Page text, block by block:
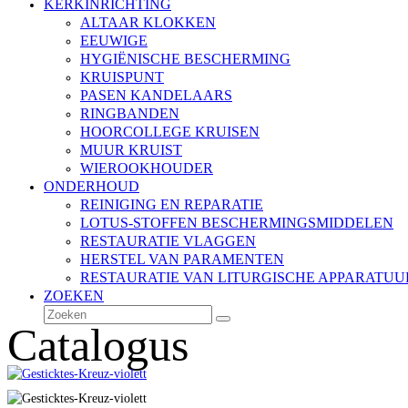
KERKINRICHTING
ALTAAR KLOKKEN
EEUWIGE
HYGIËNISCHE BESCHERMING
KRUISPUNT
PASEN KANDELAARS
RINGBANDEN
HOORCOLLEGE KRUISEN
MUUR KRUIST
WIEROOKHOUDER
ONDERHOUD
REINIGING EN REPARATIE
LOTUS-STOFFEN BESCHERMINGSMIDDELEN
RESTAURATIE VLAGGEN
HERSTEL VAN PARAMENTEN
RESTAURATIE VAN LITURGISCHE
ZOEKEN
Zoeken
Verzenden
Catalogus